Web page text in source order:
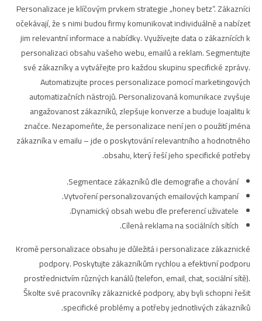
Personalizace je klíčovým prvkem strategie „honey betz“. Zákazníci
očekávají, že s nimi budou firmy komunikovat individuálně a nabízet
jim relevantní informace a nabídky. Využívejte data o zákaznících k
personalizaci obsahu vašeho webu, emailů a reklam. Segmentujte
své zákazníky a vytvářejte pro každou skupinu specifické zprávy.
Automatizujte proces personalizace pomocí marketingových
automatizačních nástrojů. Personalizovaná komunikace zvyšuje
angažovanost zákazníků, zlepšuje konverze a buduje loajalitu k
značce. Nezapomeňte, že personalizace není jen o použití jména
zákazníka v emailu – jde o poskytování relevantního a hodnotného
obsahu, který řeší jeho specifické potřeby.
Segmentace zákazníků dle demografie a chování.
Vytvoření personalizovaných emailových kampaní.
Dynamický obsah webu dle preferencí uživatele.
Cílená reklama na sociálních sítích.
Kromě personalizace obsahu je důležitá i personalizace zákaznické
podpory. Poskytujte zákazníkům rychlou a efektivní podporu
prostřednictvím různých kanálů (telefon, email, chat, sociální sítě).
Školte své pracovníky zákaznické podpory, aby byli schopni řešit
specifické problémy a potřeby jednotlivých zákazníků.